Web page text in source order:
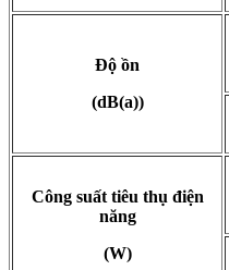
Độ ồn
(dB(a))
Công suất tiêu thụ điện
năng
(W)